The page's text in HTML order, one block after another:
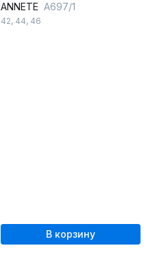
ANNETE A697/1
42, 44, 46
В корзину